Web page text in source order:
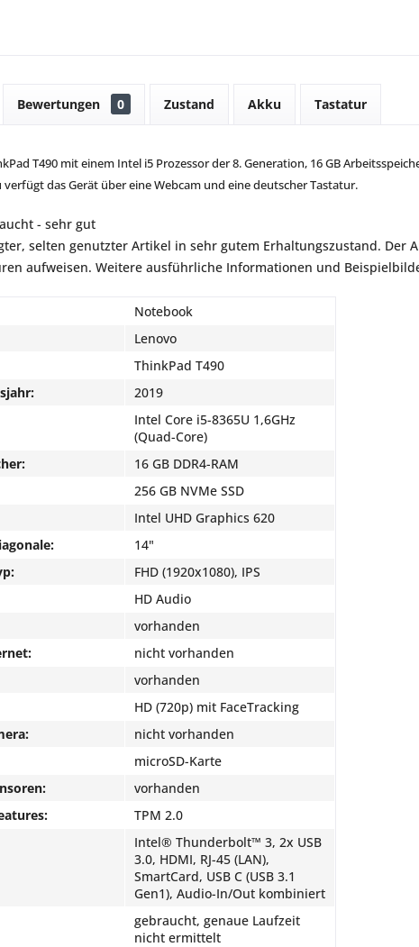
Bewertungen 0 Zustand Akku Tastatur
T490 mit einem Intel i5 Prozessor der 8. Generation, 16 GB
verfügt das Gerät über eine Webcam und eine deutscher Tastatur.
- sehr gut
selten genutzter Artikel in sehr gutem Erhaltungszustand. Der
aufweisen. Weitere ausführliche Informationen und
Notebook
Lenovo
ThinkPad T490
2019
Intel Core i5-8365U 1,6GHz
(Quad-Core)
16 GB DDR4-RAM
256 GB NVMe SSD
Intel UHD Graphics 620
14"
FHD (1920x1080), IPS
HD Audio
vorhanden
nicht vorhanden
vorhanden
HD (720p) mit FaceTracking
nicht vorhanden
microSD-Karte
vorhanden
TPM 2.0
Intel® Thunderbolt™ 3, 2x USB
3.0, HDMI, RJ-45 (LAN),
SmartCard, USB C (USB 3.1
Gen1), Audio-In/Out kombiniert
gebraucht, genaue Laufzeit
nicht ermittelt